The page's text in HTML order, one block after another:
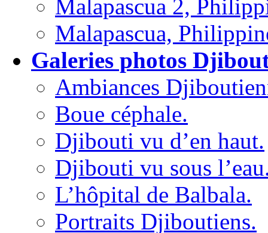
Malapascua 2,
Malapascua,
Galeries photos
Ambiances
Boue céphale.
Djibouti vu d’en haut.
Djibouti vu sous
L’hôpital de Balbala.
Portraits Djiboutiens.